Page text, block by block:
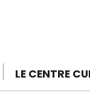
LE CENTRE